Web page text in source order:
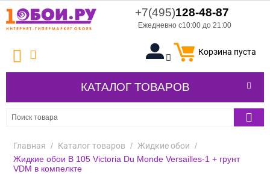
+7(495)128-48-87
Ежедневно с10:00 до 21:00
Корзина пуста
КАТАЛОГ ТОВАРОВ
Главная / Каталог товаров / Жидкие обои /
Жидкие обои В 105 Victoria Du Monde Versailles-1 + грунт
VDM в компелкте